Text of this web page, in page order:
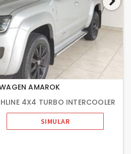
AMAROK
4X4 TURBO INTERCOOLER
SIMULAR